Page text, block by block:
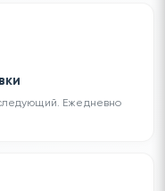
Ежедневно